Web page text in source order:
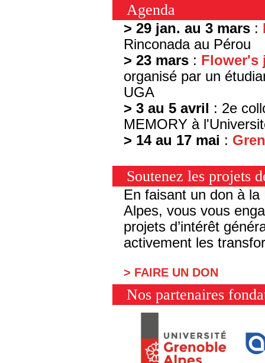
Agenda
> 29 jan. au 3 mars :
Rinconada au Pérou
> 23 mars : Flower's
organisé par un
UGA
> 3 au 5 avril : 2e
MEMORY à
> 14 au 17 mai :
Soutenez les projets
En faisant un don à
Alpes, vous vous
projets d’intérêt
activement les
> FAIRE UN DON
Nos partenaires